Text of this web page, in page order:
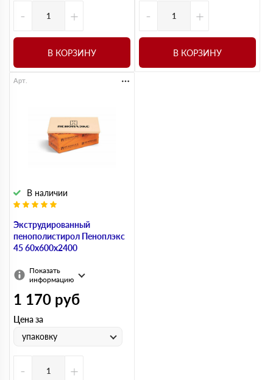
- +
В КОРЗИНУ
- +
В КОРЗИНУ
Экструдированный
пенополистирол Пеноплэкс
45 60х600х2400
В наличии
Арт.
Показать
информацию
1 170 руб
Цена за
упаковку
- +